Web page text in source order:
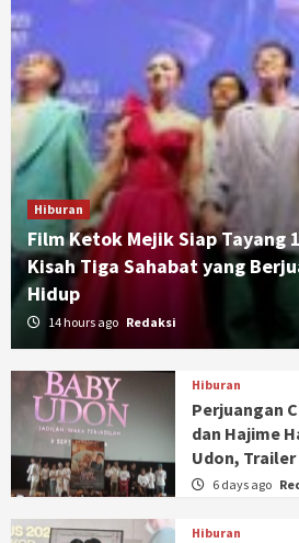
Hiburan
Film Ketok Mejik Siap Tayang
Kisah Tiga Sahabat yang
Hidup
14 hours ago Redaksi
Hiburan
Perjuangan
dan Hajime
Udon,
6 days ago
Hiburan